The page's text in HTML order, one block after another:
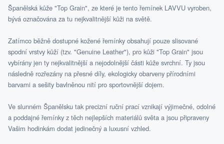
Španělská kůže "Top Grain", ze které je tento řemínek LAVVU vyroben,
bývá označována za tu nejkvalitnější kůži na světě.
Zatímco běžně dostupné kožené řemínky obsahují pouze slisované
spodní vrstvy kůží (tzv. "Genuine Leather"), pro kůži "Top Grain" jsou
vybírány jen ty nejkvalitnější a nejodolnější části kůže svrchní. Ty jsou
následně rozřezány na přesné díly, ekologicky obarveny přírodními
barvami a sešity bavlněnou nití pro sportovnější dojem.
Ve slunném Španělsku tak precizní ruční prací vznikají výjimečné, odolné
a poddajné řemínky z těch nejlepších materiálů světa a jsou připraveny
Vašim hodinkám dodat jedinečný a luxusní vzhled.